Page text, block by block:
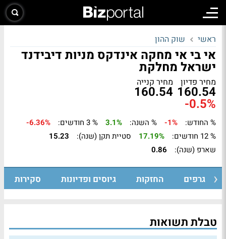
ראשי שוק ההון
אי בי אי מחקה אינדקס מניות דיבידנד
ישראל מחלקת
מחיר פדיון
160.54
מחיר קנייה
160.54
-0.5%
% החודש: -1% % השנה: 3.1% % 3 חודשים:
-6.36%
% 12 חודשים:
17.19% סטיית תקן (שנה):
15.23
שארפ (שנה):
0.86
גרפים החזקות גיוסים ופדיונות סקירות
טבלת תשואות